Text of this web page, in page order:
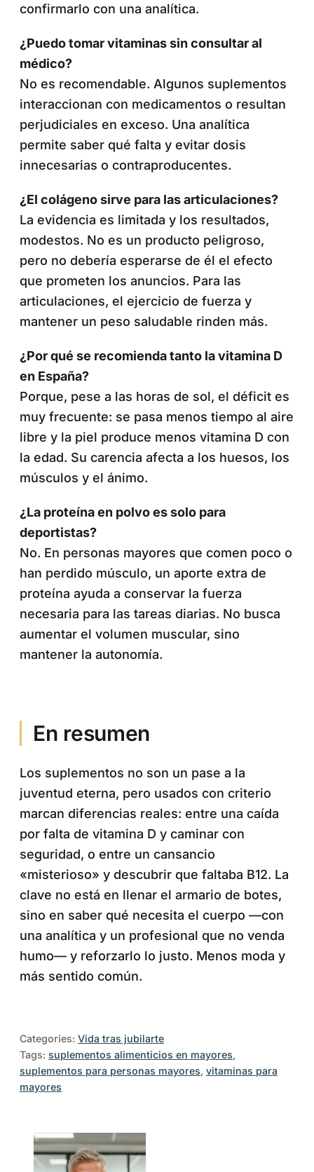
confirmarlo con una analítica.
¿Puedo tomar vitaminas sin consultar al
médico?
No es recomendable. Algunos suplementos
interaccionan con medicamentos o resultan
perjudiciales en exceso. Una analítica
permite saber qué falta y evitar dosis
innecesarias o contraproducentes.
¿El colágeno sirve para las articulaciones?
La evidencia es limitada y los resultados,
modestos. No es un producto peligroso,
pero no debería esperarse de él el efecto
que prometen los anuncios. Para las
articulaciones, el ejercicio de fuerza y
mantener un peso saludable rinden más.
¿Por qué se recomienda tanto la vitamina D
en España?
Porque, pese a las horas de sol, el déficit es
muy frecuente: se pasa menos tiempo al aire
libre y la piel produce menos vitamina D con
la edad. Su carencia afecta a los huesos, los
músculos y el ánimo.
¿La proteína en polvo es solo para
deportistas?
No. En personas mayores que comen poco o
han perdido músculo, un aporte extra de
proteína ayuda a conservar la fuerza
necesaria para las tareas diarias. No busca
aumentar el volumen muscular, sino
mantener la autonomía.
En resumen
Los suplementos no son un pase a la
juventud eterna, pero usados con criterio
marcan diferencias reales: entre una caída
por falta de vitamina D y caminar con
seguridad, o entre un cansancio
«misterioso» y descubrir que faltaba B12. La
clave no está en llenar el armario de botes,
sino en saber qué necesita el cuerpo —con
una analítica y un profesional que no venda
humo— y reforzarlo lo justo. Menos moda y
más sentido común.
Categories: Vida tras jubilarte
Tags: suplementos alimenticios en mayores
suplementos para personas mayores, vitaminas para
mayores